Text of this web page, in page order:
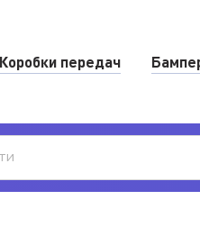
Коробки передач